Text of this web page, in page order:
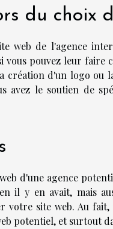
du choix
web de l'agence
vous pouvez leur faire
création d'un logo ou
avez le soutien de
d'une agence
il y en avait, mais
votre site web. Au
potentiel, et surtout